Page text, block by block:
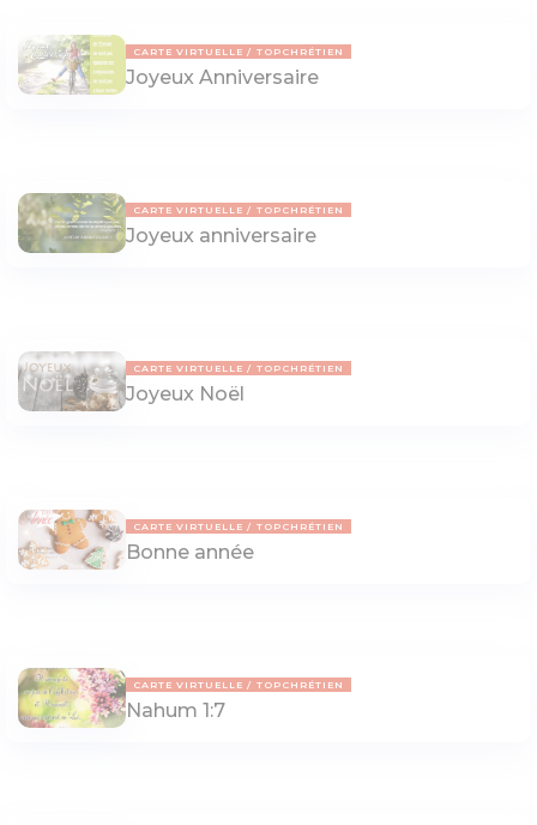
CARTE VIRTUELLE TOPCHRÉTIEN
Joyeux Anniversaire
CARTE VIRTUELLE TOPCHRÉTIEN
Joyeux anniversaire
CARTE VIRTUELLE TOPCHRÉTIEN
Joyeux Noël
CARTE VIRTUELLE TOPCHRÉTIEN
Bonne année
CARTE VIRTUELLE TOPCHRÉTIEN
Nahum 1:7